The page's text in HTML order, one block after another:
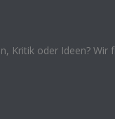
Kritik oder Ideen? Wir